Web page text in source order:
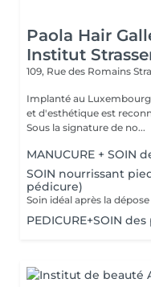
Paola Hair
Institut
109, Rue des Romains
Implanté au
et d'esthétique est
Sous la signature de no...
MANUCURE + SOIN
SOIN nourrissant
pédicure)
PEDICURE+SOIN